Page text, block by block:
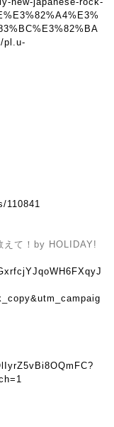
pl.u-
110841
えて！by HOLIDAY!